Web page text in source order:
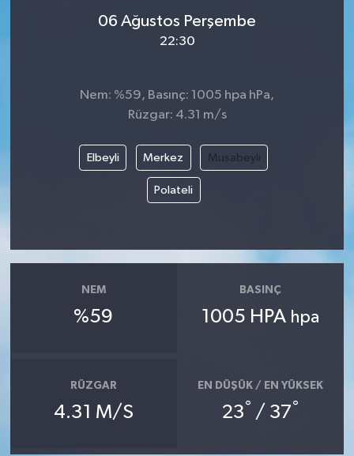
06 Ağustos Perşembe
22:30
Nem: %59, Basınç: 1005 hpa hPa,
Rüzgar: 4.31 m/s
Elbeyli Merkez Musabeyli
Polateli
NEM
%59
BASINÇ
1005 HPA hpa
RÜZGAR
4.31 M/S
EN DÜŞÜK / EN YÜKSEK
23° / 37°
Yaşam